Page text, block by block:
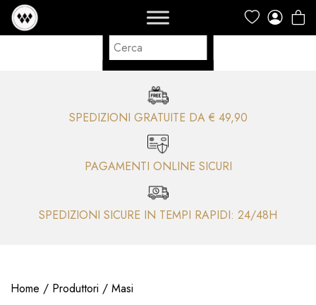
SPEDIZIONI GRATUITE DA € 49,90
PAGAMENTI ONLINE SICURI
SPEDIZIONI SICURE IN TEMPI RAPIDI: 24/48H
Home / Produttori / Masi